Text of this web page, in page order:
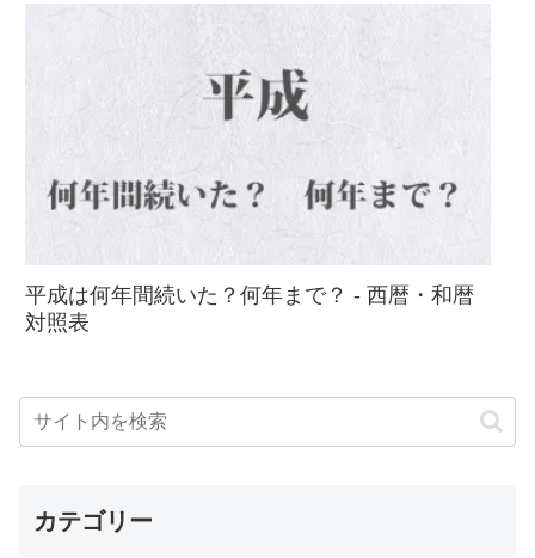
平成は何年間続いた？何年まで？ - 西暦・和暦
対照表
カテゴリー